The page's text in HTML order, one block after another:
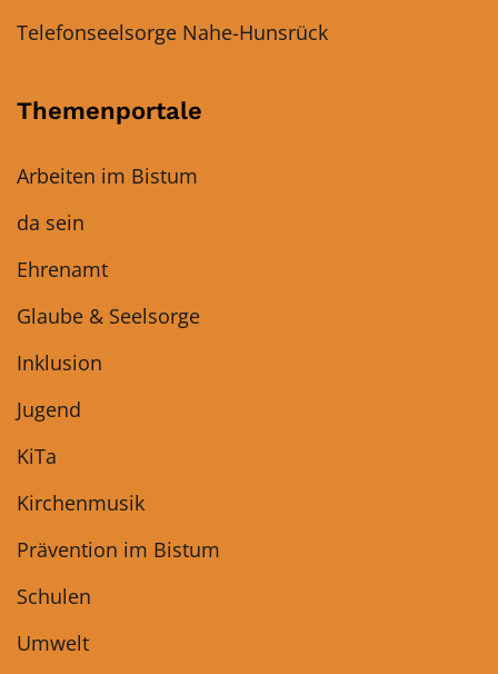
Telefonseelsorge Nahe-Hunsrück
Themenportale
Arbeiten im Bistum
da sein
Ehrenamt
Glaube & Seelsorge
Inklusion
Jugend
KiTa
Kirchenmusik
Prävention im Bistum
Schulen
Umwelt